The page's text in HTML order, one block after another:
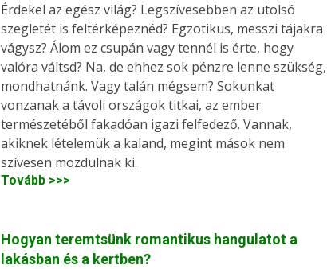
Érdekel az egész világ? Legszívesebben az utolsó
szegletét is feltérképeznéd? Egzotikus, messzi tájakra
vágysz? Álom ez csupán vagy tennél is érte, hogy
valóra váltsd? Na, de ehhez sok pénzre lenne szükség,
mondhatnánk. Vagy talán mégsem? Sokunkat
vonzanak a távoli országok titkai, az ember
természetéből fakadóan igazi felfedező. Vannak,
akiknek lételemük a kaland, megint mások nem
szívesen mozdulnak ki.
Tovább >>>
Hogyan teremtsünk romantikus hangulatot a
lakásban és a kertben?